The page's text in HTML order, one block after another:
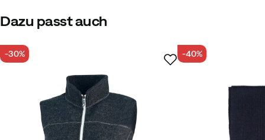
Dazu passt auch
-30% -40%